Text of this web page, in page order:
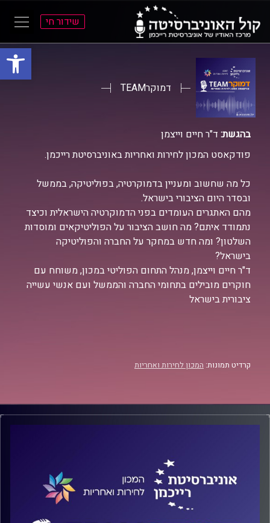
פתח
הראשי
הראשי
שידור חי
דמוקרTEAM
בהגשת: ד"ר חיים וייצמן
פודקאסט המכון לחירות ואחריות באוניברסיטת רייכמן.
כל מה שחשוב ומעניין בדמוקרטיה, בפוליטיקה, בממשל
ובסדר היום הציבורי בישראל.
מהם האתגרים העומדים בפני הדמוקרטיה הישראלית וכיצד
נתמודד איתם? מה חושב הציבור על הפוליטיקאים ומוסדות
השלטון? ומה חדש במחקר על החברה והפוליטיקה
בישראל?
ד"ר חיים וייצמן, מנהל התחום הפוליטי במכון, משוחח עם
חוקרים מובילים בתחומי החברה והממשל ועם אנשי עשייה
ציבורית בישראל
קרדיט תמונות: המכון לחירות ואחריות